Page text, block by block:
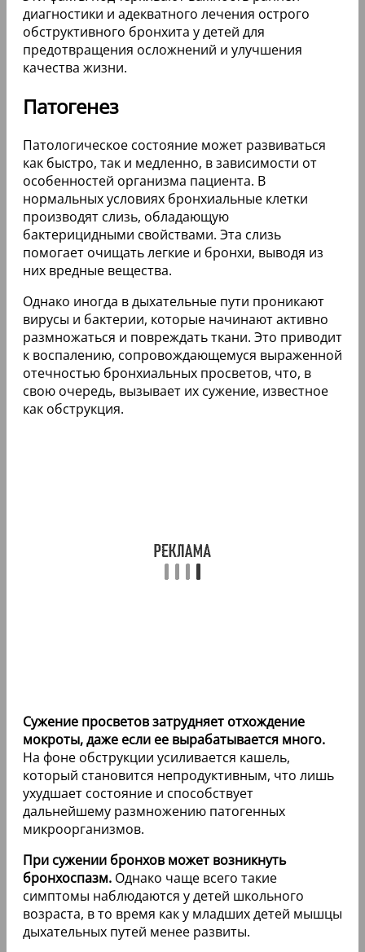
диагностики и адекватного лечения острого
обструктивного бронхита у детей для
предотвращения осложнений и улучшения
качества жизни.
Патогенез
Патологическое состояние может развиваться
как быстро, так и медленно, в зависимости от
особенностей организма пациента. В
нормальных условиях бронхиальные клетки
производят слизь, обладающую
бактерицидными свойствами. Эта слизь
помогает очищать легкие и бронхи, выводя из
них вредные вещества.
Однако иногда в дыхательные пути проникают
вирусы и бактерии, которые начинают активно
размножаться и повреждать ткани. Это приводит
к воспалению, сопровождающемуся выраженной
отечностью бронхиальных просветов, что, в
свою очередь, вызывает их сужение, известное
как обструкция.
Сужение просветов затрудняет отхождение
мокроты, даже если ее вырабатывается много.
На фоне обструкции усиливается кашель,
который становится непродуктивным, что лишь
ухудшает состояние и способствует
дальнейшему размножению патогенных
микроорганизмов.
При сужении бронхов может возникнуть
бронхоспазм. Однако чаще всего такие
симптомы наблюдаются у детей школьного
возраста, в то время как у младших детей мышцы
дыхательных путей менее развиты.